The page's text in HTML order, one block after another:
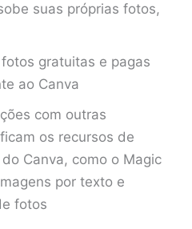
suas próprias fotos,
gratuitas e pagas
ao Canva
com outras
os recursos de
Canva, como o Magic
por texto e
fotos